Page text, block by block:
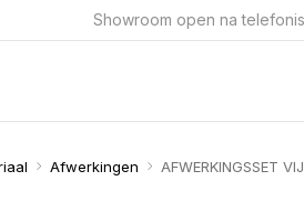
Showroom open na
Afwerkingen AFWERKINGSSET